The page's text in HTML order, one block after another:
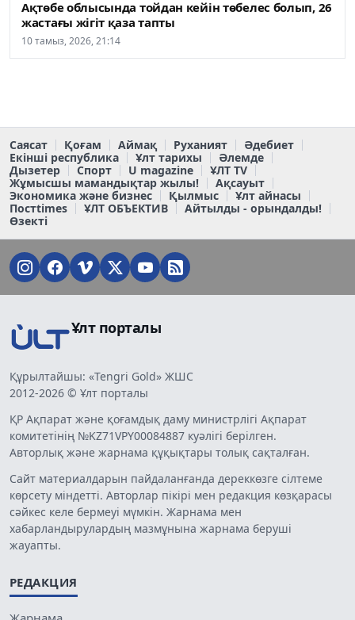
Ақтөбе облысында тойдан кейін төбелес болып, 26
жастағы жігіт қаза тапты
10 тамыз, 2026, 21:14
Саясат Қоғам Аймақ Руханият
Әдебиет
Екінші республика
Ұлт тарихы
Әлемде
Дызетер
Спорт U magazine
ҰЛТ TV
Жұмысшы мамандықтар жылы!
Ақсауыт
Экономика және бизнес
Қылмыс
Ұлт айнасы
Постtimes
ҰЛТ ОБЪЕКТИВ
Айтылды - орындалды!
Өзекті
Ұлт порталы
Құрылтайшы: «Tengri Gold» ЖШС
2012-2026 © Ұлт порталы
ҚР Ақпарат және қоғамдық даму министрлігі Ақпарат
комитетінің №KZ71VPY00084887 куәлігі берілген.
Авторлық және жарнама құқықтары толық сақталған.
Сайт материалдарын пайдаланғанда дереккөзге сілтеме
көрсету міндетті. Авторлар пікірі мен редакция көзқарасы
сәйкес келе бермеуі мүмкін. Жарнама мен
хабарландырулардың мазмұнына жарнама беруші
жауапты.
РЕДАКЦИЯ